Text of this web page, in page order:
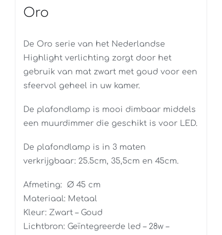
Oro
De Oro serie van het Nederlandse
Highlight verlichting zorgt door het
gebruik van mat zwart met goud voor een
sfeervol geheel in uw kamer.
De plafondlamp is mooi dimbaar middels
een muurdimmer die geschikt is voor LED.
De plafondlamp is in 3 maten
verkrijgbaar: 25.5cm, 35,5cm en 45cm.
Afmeting: Ø 45 cm
Materiaal: Metaal
Kleur: Zwart – Goud
Lichtbron: Geïntegreerde led – 28w –